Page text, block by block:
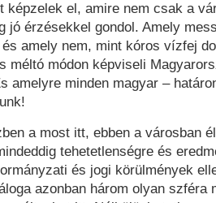
képzelek el, amire nem csak a
jó érzésekkel gondol. Amely
amely nem, mint kóros vízfej
méltó módon képviseli
amelyre minden magyar –
a most itt, ebben a városban
tehetetlenségre és
és jogi körülmények
azonban három olyan szféra